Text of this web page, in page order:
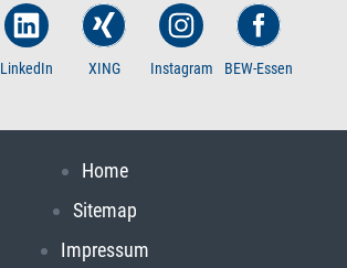
LinkedIn XING Instagram BEW-Essen
Home
Sitemap
Impressum